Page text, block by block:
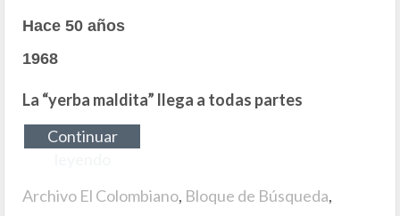
Hace 50 años
1968
La “yerba maldita” llega a todas partes
Continuar
Archivo El Colombiano, Bloque de Búsqueda,